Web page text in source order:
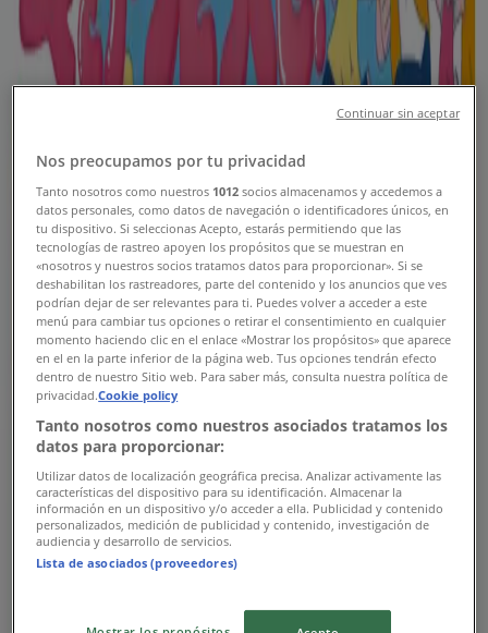
新規
イオン チラシ
8/9 日まで有効江東区
新規
マックスバリュ
マックスバリュ チラシ
8/9 日まで有効江東区
新規
たいらや
トップディールと割引
8/9 日まで有効江東区
Nos preocupamos por tu privacidad
Tanto nosotros como nuestros 1012 socios almacenamos y accedemos a
datos personales, como datos de navegación o identificadores únicos, en
tu dispositivo. Si seleccionas Acepto, estarás permitiendo que las
tecnologías de rastreo apoyen los propósitos que se muestran en
«nosotros y nuestros socios tratamos datos para proporcionar». Si se
deshabilitan los rastreadores, parte del contenido y los anuncios que ves
podrían dejar de ser relevantes para ti. Puedes volver a acceder a este
menú para cambiar tus opciones o retirar el consentimiento en cualquier
momento haciendo clic en el enlace «Mostrar los propósitos» que aparece
en el en la parte inferior de la página web. Tus opciones tendrán efecto
dentro de nuestro Sitio web. Para saber más, consulta nuestra política de
privacidad.Cookie policy
Tanto nosotros como nuestros asociados tratamos los
datos para proporcionar:
Utilizar datos de localización geográfica precisa. Analizar activamente las
características del dispositivo para su identificación. Almacenar la
información en un dispositivo y/o acceder a ella. Publicidad y contenido
personalizados, medición de publicidad y contenido, investigación de
audiencia y desarrollo de servicios.
Lista de asociados (proveedores)
Continuar sin aceptar